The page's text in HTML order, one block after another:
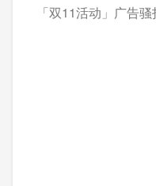
「双11活动」广告骚